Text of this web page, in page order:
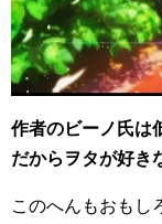
作者のビーノ氏は
だからヲタが好き
このへんもおもし